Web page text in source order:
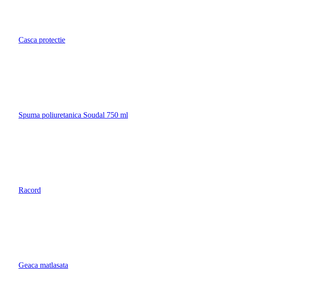
Casca protectie
Spuma poliuretanica Soudal 750 ml
Racord
Geaca matlasata